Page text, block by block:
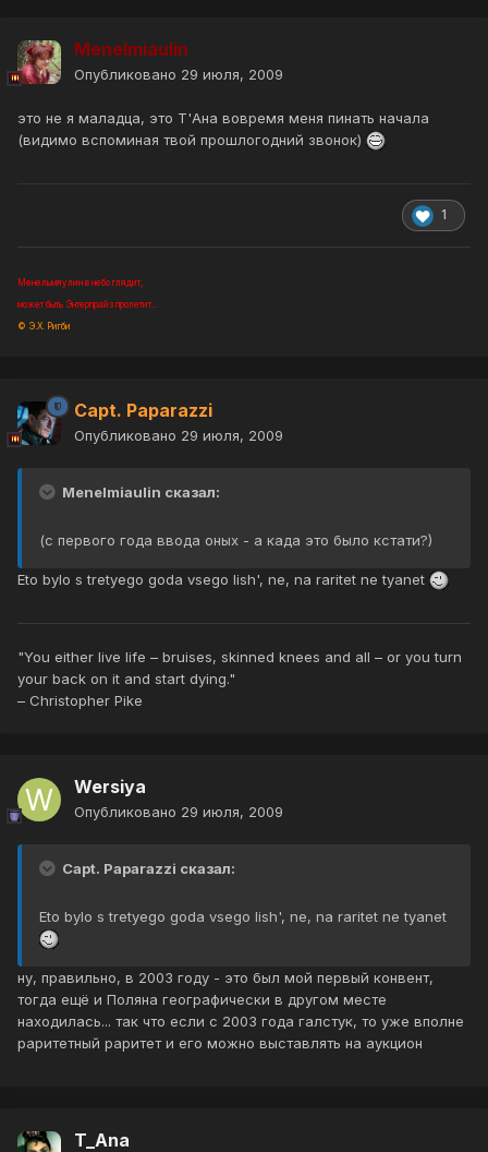
Menelmiaulin
Опубликовано 29 июля, 2009
это не я маладца, это Т'Ана вовремя меня пинать начала
(видимо вспоминая твой прошлогодний звонок)
1
Менельмяулин в небо глядит,
может быть Энтерпрайз пролетит...
© Э.Х. Ригби
Capt. Paparazzi
Опубликовано 29 июля, 2009
Menelmiaulin сказал:
(с первого года ввода оных - а када это было кстати?)
Eto bylo s tretyego goda vsego lish', ne, na raritet ne tyanet
"You either live life – bruises, skinned knees and all – or you turn
your back on it and start dying."
– Christopher Pike
Wersiya
Опубликовано 29 июля, 2009
Capt. Paparazzi сказал:
Eto bylo s tretyego goda vsego lish', ne, na raritet ne tyanet
ну, правильно, в 2003 году - это был мой первый конвент,
тогда ещё и Поляна географически в другом месте
находилась... так что если с 2003 года галстук, то уже вполне
раритетный раритет и его можно выставлять на аукцион
T_Ana